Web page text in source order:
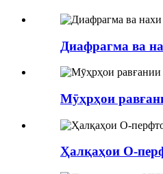
Диафрагма ва
Мӯҳрҳои
Ҳалқаҳои O-